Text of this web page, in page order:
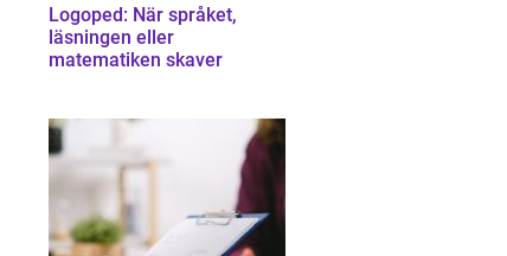
Logoped: När språket,
läsningen eller
matematiken skaver